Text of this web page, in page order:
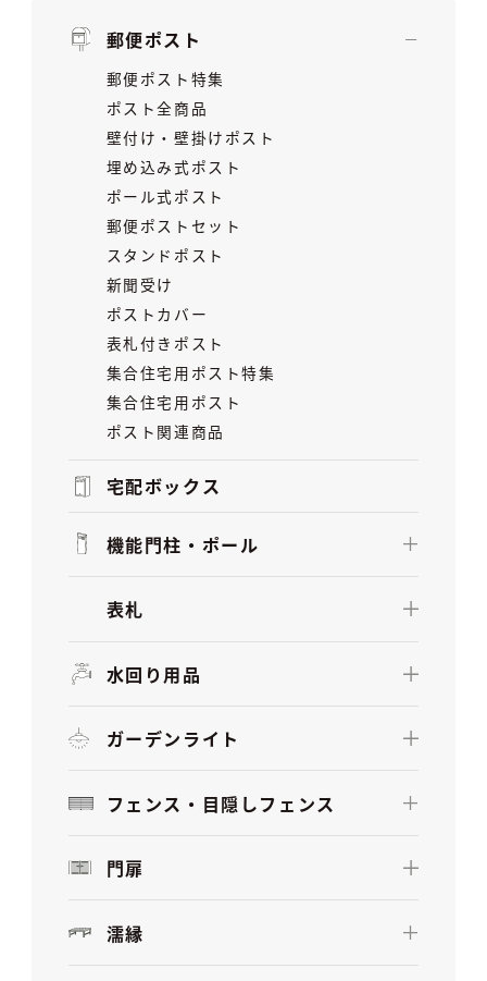
郵便ポスト
郵便ポスト特集
ポスト全商品
壁付け・壁掛けポスト
埋め込み式ポスト
ポール式ポスト
郵便ポストセット
スタンドポスト
新聞受け
ポストカバー
表札付きポスト
集合住宅用ポスト特集
集合住宅用ポスト
ポスト関連商品
宅配ボックス
機能門柱・ポール
表札
水回り用品
ガーデンライト
フェンス・目隠しフェンス
門扉
濡縁